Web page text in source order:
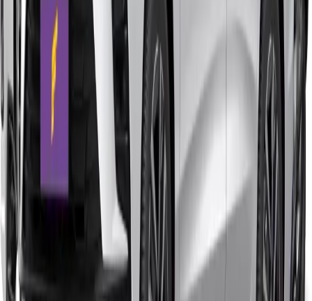
2.299
/mês
Onix
Plus 1.0
Flex
a partir de
R$2.299 /mês
‹
Carro por Assinatura com tudo incluso em Manaus.
Av. Torquato Tapajós, 1704
Flores — Manaus, AM
Assinatura